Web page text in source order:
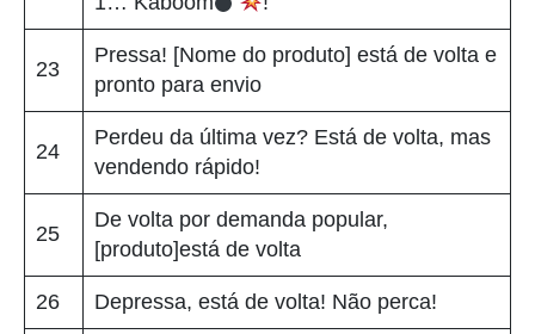
23
Pressa! [Nome do produto] está de volta e
pronto para envio
24
Perdeu da última vez? Está de volta, mas
vendendo rápido!
25
De volta por demanda popular,
[produto]está de volta
26 Depressa, está de volta! Não perca!